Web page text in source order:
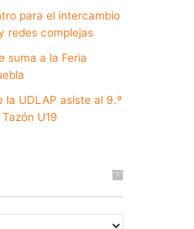
para el intercambio
redes complejas
suma a la Feria
UDLAP asiste al 9.º
U19